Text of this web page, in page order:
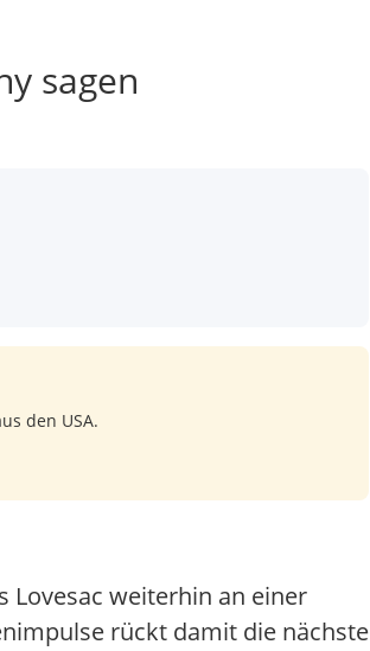
sagen
den USA.
Lovesac weiterhin an einer
rückt damit die nächste